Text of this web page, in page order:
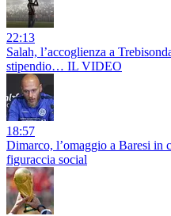
22:13
Salah, l’accoglienza a
stipendio… IL VIDEO
18:57
Dimarco, l’omaggio a Baresi in
figuraccia social